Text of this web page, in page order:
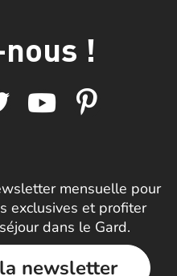
!
mensuelle pour
exclusives et profiter
dans le Gard.
newsletter